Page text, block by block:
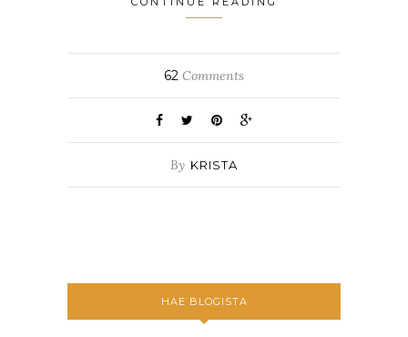
62 Comments
By KRISTA
HAE BLOGISTA